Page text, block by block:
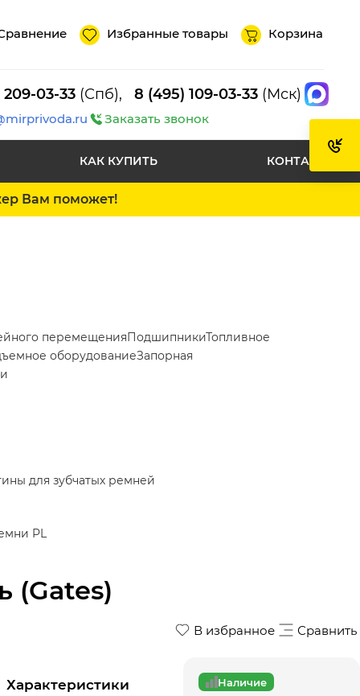
Избранные товары Корзина
209-03-33 (Спб), 8 (495) 109-03-33 (Мск)
Заказать звонок
КАК КУПИТЬ КОНТАКТЫ
Вам поможет!
(Gates)
перемещенияПодшипникиТопливное
оборудованиеЗапорная
для зубчатых ремней
PL
В избранное Сравнить
Характеристики Наличие